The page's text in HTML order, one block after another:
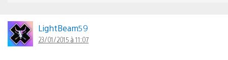
LightBeam59
23/01/2015 à 11:07